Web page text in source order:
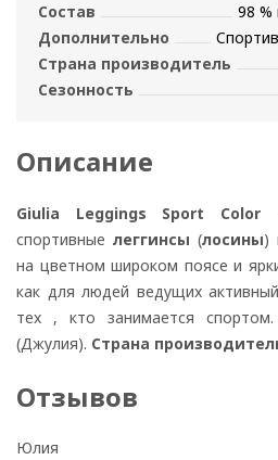
Состав
98 %
Дополнительно
Страна производитель
Сезонность
Описание
Giulia Leggings Sport Color
спортивные леггинсы (лосины)
на цветном широком поясе и
как для людей ведущих
тех , кто занимается спортом.
(Джулия). Страна
Отзывов
Юлия